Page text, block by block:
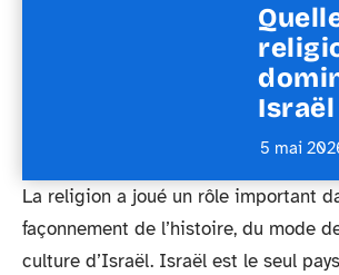
Israël
5 mai
La religion a joué un rôle important
façonnement de l’histoire, du mode
culture d’Israël. Israël est le seul